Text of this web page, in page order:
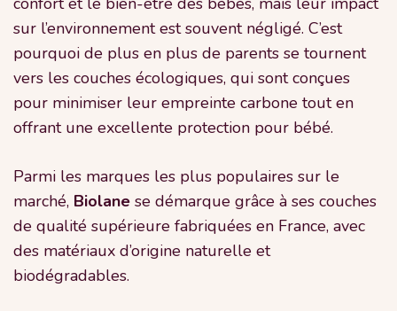
sur l’environnement est souvent négligé. C’est
pourquoi de plus en plus de parents se tournent
vers les couches écologiques, qui sont conçues
pour minimiser leur empreinte carbone tout en
offrant une excellente protection pour bébé.
Parmi les marques les plus populaires sur le
marché, Biolane se démarque grâce à ses couches
de qualité supérieure fabriquées en France, avec
des matériaux d’origine naturelle et
biodégradables.